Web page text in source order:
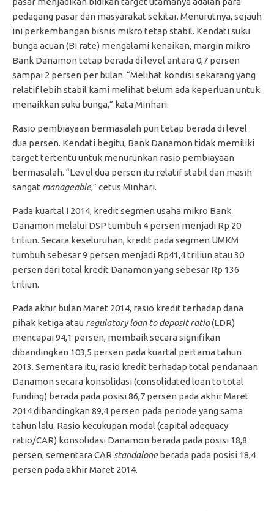
pedagang pasar dan masyarakat sekitar. Menurutnya, sejauh
ini perkembangan bisnis mikro tetap stabil. Kendati suku
bunga acuan (BI rate) mengalami kenaikan, margin mikro
Bank Danamon tetap berada di level antara 0,7 persen
sampai 2 persen per bulan. “Melihat kondisi sekarang yang
relatif lebih stabil kami melihat belum ada keperluan untuk
menaikkan suku bunga,” kata Minhari.
Rasio pembiayaan bermasalah pun tetap berada di level
dua persen. Kendati begitu, Bank Danamon tidak memiliki
target tertentu untuk menurunkan rasio pembiayaan
bermasalah. “Level dua persen itu relatif stabil dan masih
sangat manageable,” cetus Minhari.
Pada kuartal I 2014, kredit segmen usaha mikro Bank
Danamon melalui DSP tumbuh 4 persen menjadi Rp 20
triliun. Secara keseluruhan, kredit pada segmen UMKM
tumbuh sebesar 9 persen menjadi Rp41,4 triliun atau 30
persen dari total kredit Danamon yang sebesar Rp 136
triliun.
Pada akhir bulan Maret 2014, rasio kredit terhadap dana
pihak ketiga atau regulatory loan to deposit ratio(LDR)
mencapai 94,1 persen, membaik secara signifikan
dibandingkan 103,5 persen pada kuartal pertama tahun
2013. Sementara itu, rasio kredit terhadap total pendanaan
Danamon secara konsolidasi (consolidated loan to total
funding) berada pada posisi 86,7 persen pada akhir Maret
2014 dibandingkan 89,4 persen pada periode yang sama
tahun lalu. Rasio kecukupan modal (capital adequacy
ratio/CAR) konsolidasi Danamon berada pada posisi 18,8
persen, sementara CARstandaloneberada pada posisi 18,4
persen pada akhir Maret 2014.